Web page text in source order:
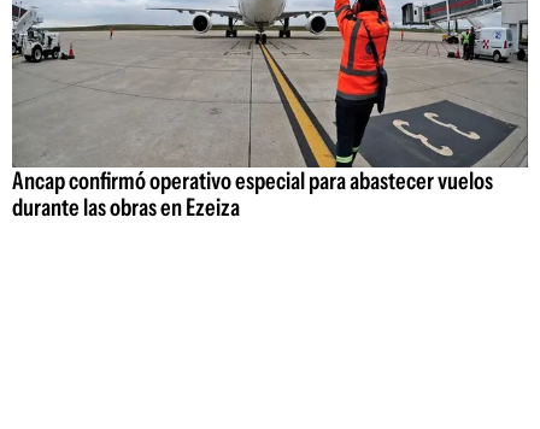
Ancap confirmó operativo especial para abastecer vuelos
durante las obras en Ezeiza